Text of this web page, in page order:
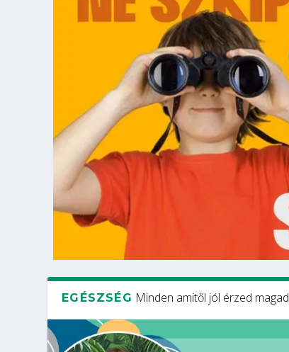
EGÉSZSÉG Minden amitől jól érzed magad